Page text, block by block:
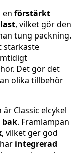
en förstärkt
, vilket gör den
tung packning.
starkaste
Det gör det
olika tillbehör
Classic elcykel
bak. Framlampan
, vilket ger god
integrerad